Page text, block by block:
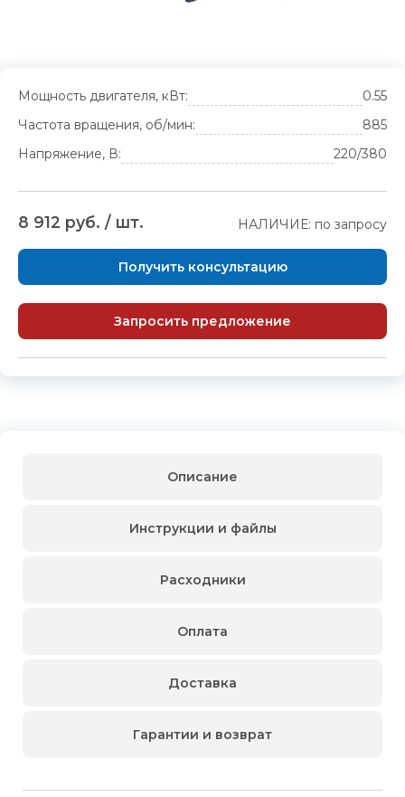
Мощность двигателя, кВт:
0.55
Частота вращения, об/мин:
885
Напряжение, В:
220/380
8 912 руб. / шт. НАЛИЧИЕ: по запросу
Получить консультацию
Запросить предложение
Описание
ротором АИР 71В6 IM1081. Применяется в различных
Инструкции и файлы
Расходники
Оплата
лиц
Доставка
Способыдоставки
Гарантии и возврат
лиц